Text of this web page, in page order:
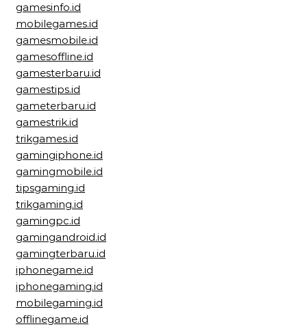
gamesinfo.id
mobilegames.id
gamesmobile.id
gamesoffline.id
gamesterbaru.id
gamestips.id
gameterbaru.id
gamestrik.id
trikgames.id
gamingiphone.id
gamingmobile.id
tipsgaming.id
trikgaming.id
gamingpc.id
gamingandroid.id
gamingterbaru.id
iphonegame.id
iphonegaming.id
mobilegaming.id
offlinegame.id